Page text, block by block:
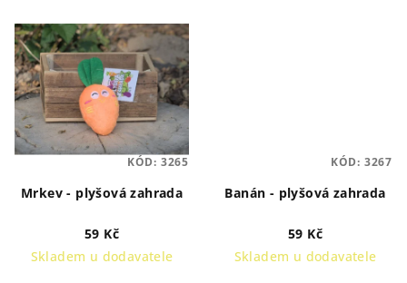
Mrkev - plyšová zahrada
59 Kč
Skladem u dodavatele
KÓD: 3265
Banán - plyšová zahrada
59 Kč
Skladem u dodavatele
KÓD: 3267